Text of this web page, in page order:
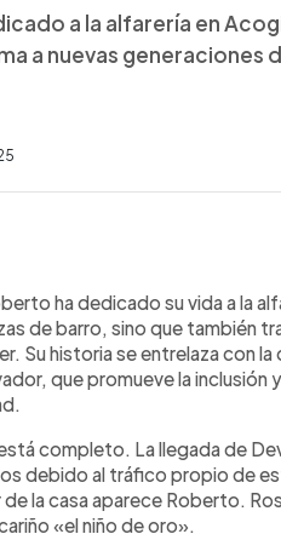
a la alfarería en
a nuevas generaciones
décadas dedicadas a la
en San Salvador que
discapacidad, continúa
marca Chicali Artesanías. Su
desde la preparación del
realizan prácticas en el taller.
su oficio en un legado que
tradición artesanal.
ha dedicado su vida a la
de barro, sino que también
Su historia se entrelaza con la
que promueve la inclusión
está completo. La llegada de
debido al tráfico propio de
la casa aparece Roberto.
«el niño de oro».